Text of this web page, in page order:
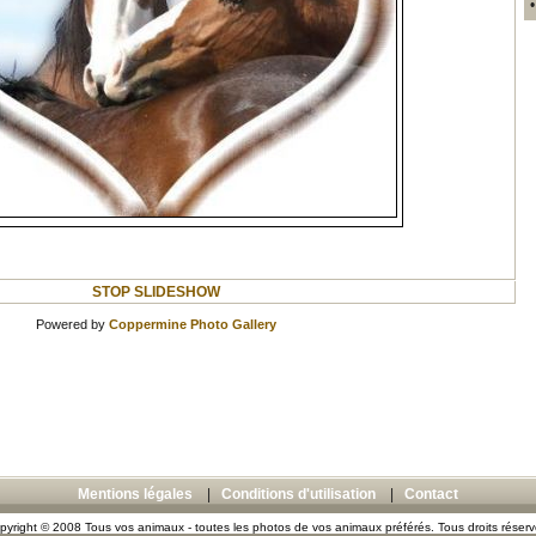
STOP SLIDESHOW
Powered by Coppermine Photo Gallery
Mentions légales Conditions d'utilisation Contact
© 2008 Tous vos animaux - toutes les photos de vos animaux préférés. Tous droits